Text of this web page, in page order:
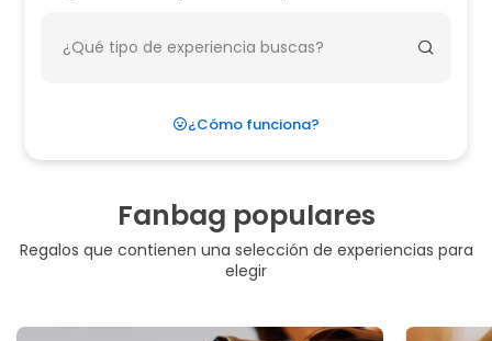
¿Cómo funciona?
Fanbag populares
Regalos que contienen una selección de experiencias para
elegir